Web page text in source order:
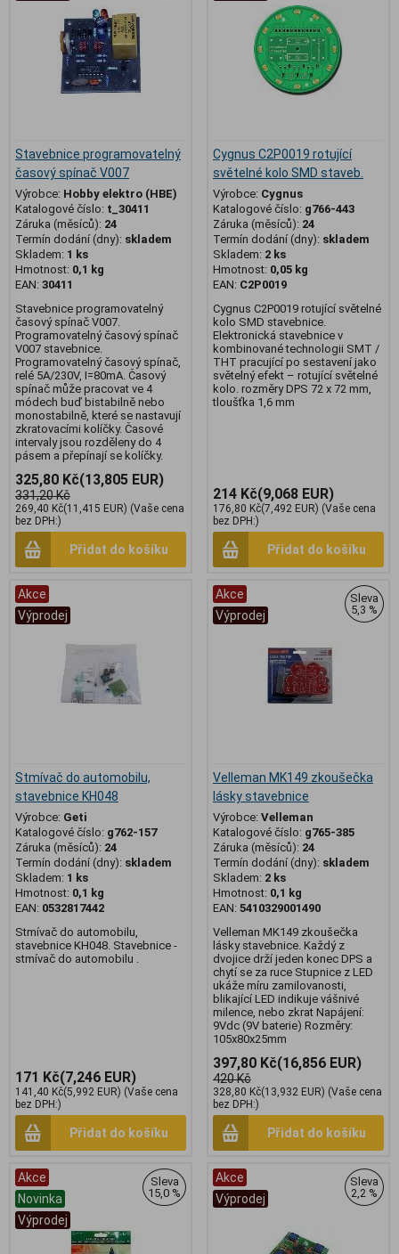
Stavebnice programovatelný
časový spínač V007
Výrobce: Hobby elektro (HBE)
Katalogové číslo: t_30411
Záruka (měsíců): 24
Termín dodání (dny): skladem
Skladem: 1 ks
Hmotnost: 0,1 kg
EAN: 30411
Stavebnice programovatelný
časový spínač V007.
Programovatelný časový spínač
V007 stavebnice.
Programovatelný časový spínač,
relé 5A/230V, I=80mA. Časový
spínač může pracovat ve 4
módech buď bistabilně nebo
monostabilně, které se nastavují
zkratovacími kolíčky. Časové
intervaly jsou rozděleny do 4
pásem a přepínají se kolíčky.
325,80 Kč(13,805 EUR)
331,20 Kč
269,40 Kč(11,415 EUR) (Vaše cena
bez DPH:)
Přidat do košíku
Cygnus C2P0019 rotující
světelné kolo SMD staveb.
Výrobce: Cygnus
Katalogové číslo: g766-443
Záruka (měsíců): 24
Termín dodání (dny): skladem
Skladem: 2 ks
Hmotnost: 0,05 kg
EAN: C2P0019
Cygnus C2P0019 rotující světelné
kolo SMD stavebnice.
Elektronická stavebnice v
kombinované technologii SMT /
THT pracující po sestavení jako
světelný efekt – rotující světelné
kolo. rozměry DPS 72 x 72 mm,
tloušťka 1,6 mm
214 Kč(9,068 EUR)
176,80 Kč(7,492 EUR) (Vaše cena
bez DPH:)
Přidat do košíku
Akce
Výprodej
Stmívač do automobilu,
stavebnice KH048
Výrobce: Geti
Katalogové číslo: g762-157
Záruka (měsíců): 24
Termín dodání (dny): skladem
Skladem: 1 ks
Hmotnost: 0,1 kg
EAN: 0532817442
Stmívač do automobilu,
stavebnice KH048. Stavebnice -
stmívač do automobilu .
171 Kč(7,246 EUR)
141,40 Kč(5,992 EUR) (Vaše cena
bez DPH:)
Přidat do košíku
Akce
Výprodej
Sleva
5,3 %
Velleman MK149 zkoušečka
lásky stavebnice
Výrobce: Velleman
Katalogové číslo: g765-385
Záruka (měsíců): 24
Termín dodání (dny): skladem
Skladem: 2 ks
Hmotnost: 0,1 kg
EAN: 5410329001490
Velleman MK149 zkoušečka
lásky stavebnice. Každý z
dvojice drží jeden konec DPS a
chytí se za ruce Stupnice z LED
ukáže míru zamilovanosti,
blikající LED indikuje vášnivé
milence, nebo zkrat Napájení:
9Vdc (9V baterie) Rozměry:
105x80x25mm
397,80 Kč(16,856 EUR)
420 Kč
328,80 Kč(13,932 EUR) (Vaše cena
bez DPH:)
Přidat do košíku
Akce
Novinka
Výprodej
Sleva
15,0 %
Akce
Výprodej
Sleva
2,2 %